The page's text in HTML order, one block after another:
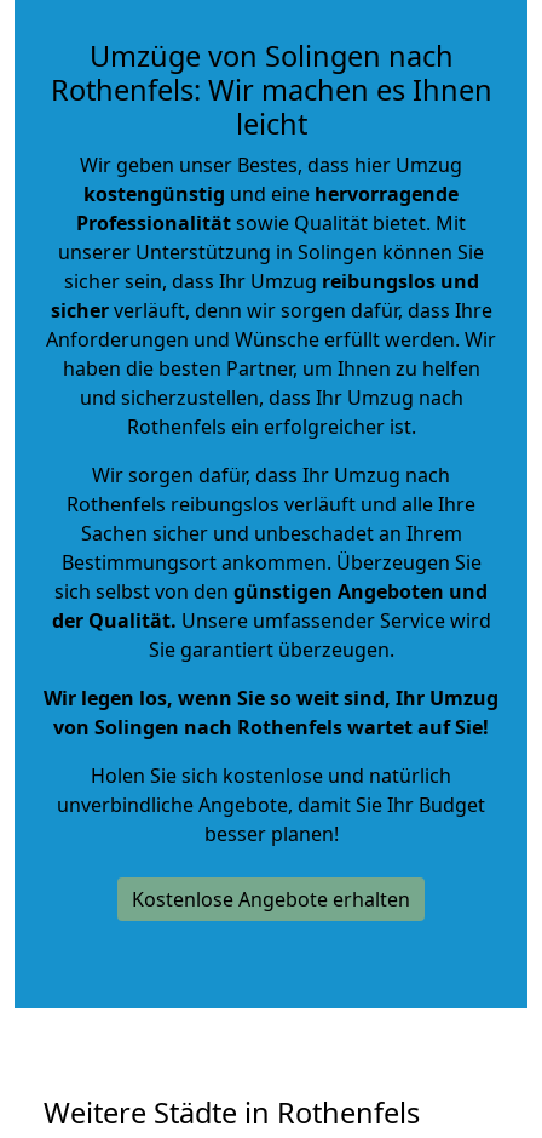
Umzüge von Solingen nach
Rothenfels: Wir machen es Ihnen
leicht
Wir geben unser Bestes, dass hier Umzug
kostengünstig und eine hervorragende
Professionalitätsowie Qualität bietet. Mit
unserer Unterstützung in Solingen können Sie
sicher sein, dass Ihr Umzug reibungslos und
sicherverläuft, denn wir sorgen dafür, dass Ihre
Anforderungen und Wünsche erfüllt werden. Wir
haben die besten Partner, um Ihnen zu helfen
und sicherzustellen, dass Ihr Umzug nach
Rothenfels ein erfolgreicher ist.
Wir sorgen dafür, dass Ihr Umzug nach
Rothenfels reibungslos verläuft und alle Ihre
Sachen sicher und unbeschadet an Ihrem
Bestimmungsort ankommen. Überzeugen Sie
sich selbst von den günstigen Angeboten und
der Qualität. Unsere umfassender Service wird
Sie garantiert überzeugen.
Wir legen los, wenn Sie so weit sind, Ihr Umzug
von Solingen nach Rothenfels wartet auf Sie!
Holen Sie sich kostenlose und natürlich
unverbindliche Angebote, damit Sie Ihr Budget
besser planen!
Kostenlose Angebote erhalten
Weitere Städte in Rothenfels